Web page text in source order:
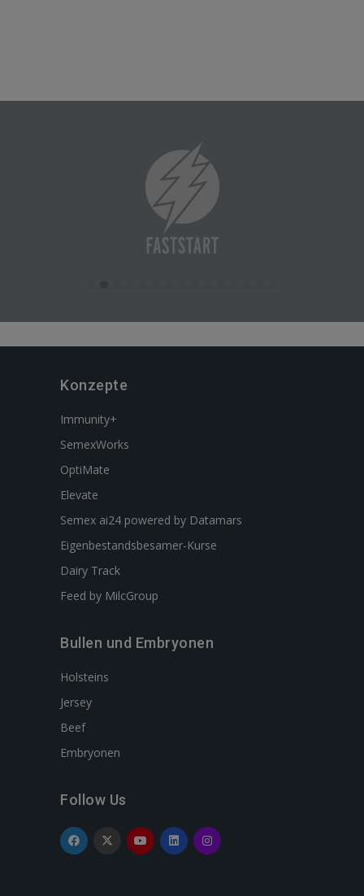
Konzepte
Immunity+
SemexWorks
OptiMate
Elevate
Semex ai24 powered by Datamars
Eigenbestandsbesamer-Kurse
Dairy Track
Feed by MilcGroup
Bullen und Embryonen
Holsteins
Jersey
Beef
Embryonen
Follow Us